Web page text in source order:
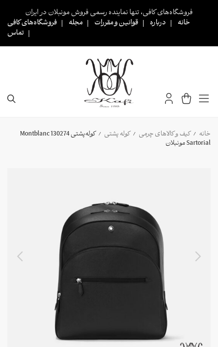
فروشگاه‌های کافی، تنها نماینده رسمی فروش مونبلان در ایران
خانه
درباره قوانین و مقررات مجله
فروشگاه‌های کافی
تماس
خانه / کیف و کالاهای چرمی / کوله پشتی /
کوله‌پشتی 130274 Montblanc
Sartorial مونبلان